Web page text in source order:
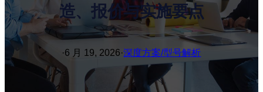
造、报价与实施要点
·6 月 19, 2026·深度方案/型号解析